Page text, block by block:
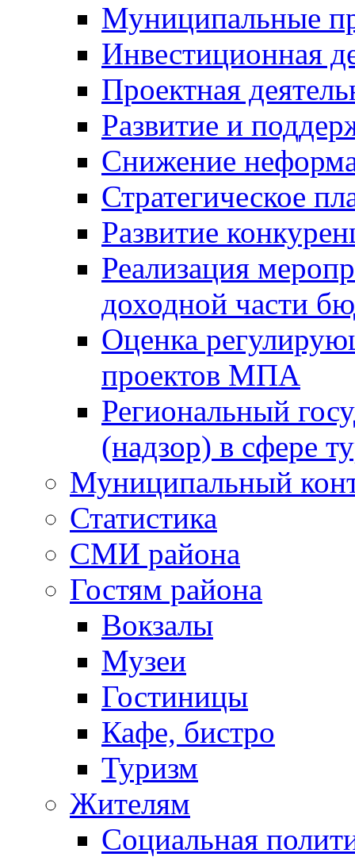
Муниципальные
Инвестиционная
Проектная
Развитие и
Снижение
Стратегическое
Развитие
Реализация
доходной части
Оценка
проектов МПА
Региональный
(надзор) в сфере
Муниципальный
Статистика
СМИ района
Гостям района
Вокзалы
Музеи
Гостиницы
Кафе, бистро
Туризм
Жителям
Социальная